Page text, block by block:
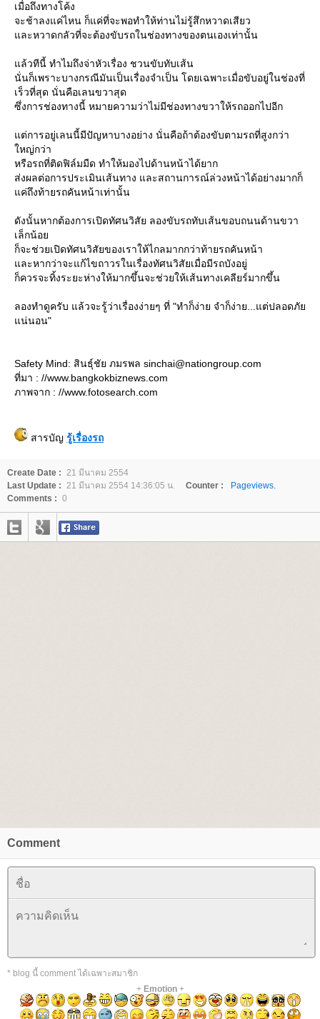
เมื่อถึงทางโค้ง
จะช้าลงแค่ไหน ก็แค่ที่จะพอทำให้ท่านไม่รู้สึกหวาดเสียว
ละหวาดกลัวที่จะต้องขับรถในช่องทางของตนเองเท่านั้น
ล้วทีนี้ ทำไมถึงจ่าหัวเรื่อง ชวนขับทับเส้น
นั่นก็เพราะบางกรณีมันเป็นเรื่องจำเป็น โดยเฉพาะเมื่อขับอยู่ในช่องที่
เร็วที่สุด นั่นคือเลนขวาสุด
ซึ่งการช่องทางนี้ หมายความว่าไม่มีช่องทางขวาให้รถออกไปอีก
ต่การอยู่เลนนี้มีปัญหาบางอย่าง นั่นคือถ้าต้องขับตามรถที่สูงกว่า
หญ่กว่า
หรือรถที่ติดฟิล์มมืด ทำให้มองไปด้านหน้าได้ยาก
ส่งผลต่อการประเมินเส้นทาง และสถานการณ์ล่วงหน้าได้อย่างมากก็
ค่ถึงท้ายรถคันหน้าเท่านั้น
ดังนั้นหากต้องการเปิดทัศนวิสัย ลองขับรถทับเส้นขอบถนนด้านขวา
เล็กน้อ
ก็จะช่วยเปิดทัศนวิสัยของเราให้ไกลมากกว่าท้ายรถคันหน้า
ละหากว่าจะแก้ไขถาวรในเรื่องทัศนวิสัยเมื่อมีรถบังอยู่
ก็ควรจะทิ้งระยะห่างให้มากขึ้นจะช่วยให้เส้นทางเคลียร์มากขึ้น
ลองทำดูครับ แล้วจะรู้ว่าเรื่องง่ายๆ ที่ "ทำก็ง่าย จำก็ง่าย...แต่ปลอดภั
น่นอน"
Safety Mind: สินธุ์ชัย ภมรพล sinchai@nationgroup.com
ที่มา : //www.bangkokbiznews.com
ภาพจาก : //www.fotosearch.com
สารบัญ รู้เรื่องรถ
Create Date : 21 มีนาคม 2554
Last Update : 21 มีนาคม 2554 14:36:05 น. Counter :
Pageviews.
Comments : 0
Comment
* blog นี้ comment ได้เฉพาะสมาชิก
+ Emotion+